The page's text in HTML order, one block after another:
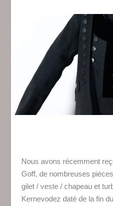
Nous avons récemment
Goff, de nombreuses
gilet / veste / chapeau et
Kernevodez daté de la fin